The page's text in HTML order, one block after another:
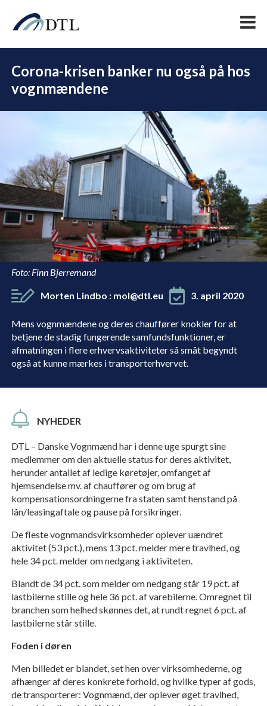
NYHEDER
Corona-krisen banker nu også på hos
vognmændene
Mens vognmændene og deres chauffører knokler for at
betjene de stadig fungerende samfundsfunktioner, er
afmatningen i flere erhvervsaktiviteter så småt begyndt
også at kunne mærkes i transporterhvervet.
Foto: Finn Bjerremand
Morten Lindbo : mol@dtl.eu 3. april 2020
DTL – Danske Vognmænd har i denne uge spurgt sine
medlemmer om den aktuelle status for deres aktivitet,
herunder antallet af ledige køretøjer, omfanget af
hjemsendelse mv. af chauffører og om brug af
kompensationsordningerne fra staten samt henstand på
lån/leasingaftale og pause på forsikringer.
De fleste vognmandsvirksomheder oplever uændret
aktivitet (53 pct.), mens 13 pct. melder mere travlhed, og
hele 34 pct. melder om nedgang i aktiviteten.
Blandt de 34 pct. som melder om nedgang står 19 pct. af
lastbilerne stille og hele 36 pct. af varebilerne. Omregnet til
branchen som helhed skønnes det, at rundt regnet 6 pct. af
lastbilerne står stille.
Foden i døren
Men billedet er blandet, set hen over virksomhederne, og
afhænger af deres konkrete forhold, og hvilke typer af gods,
de transporterer: Vognmænd, der oplever øget travlhed,